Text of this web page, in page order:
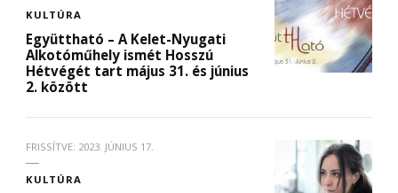
KULTÚRA
Együttható – A Kelet-Nyugati
Alkotóműhely ismét Hosszú
Hétvégét tart május 31. és június
2. között
FRISSÍTVE: 2023. JÚNIUS 17.
KULTÚRA